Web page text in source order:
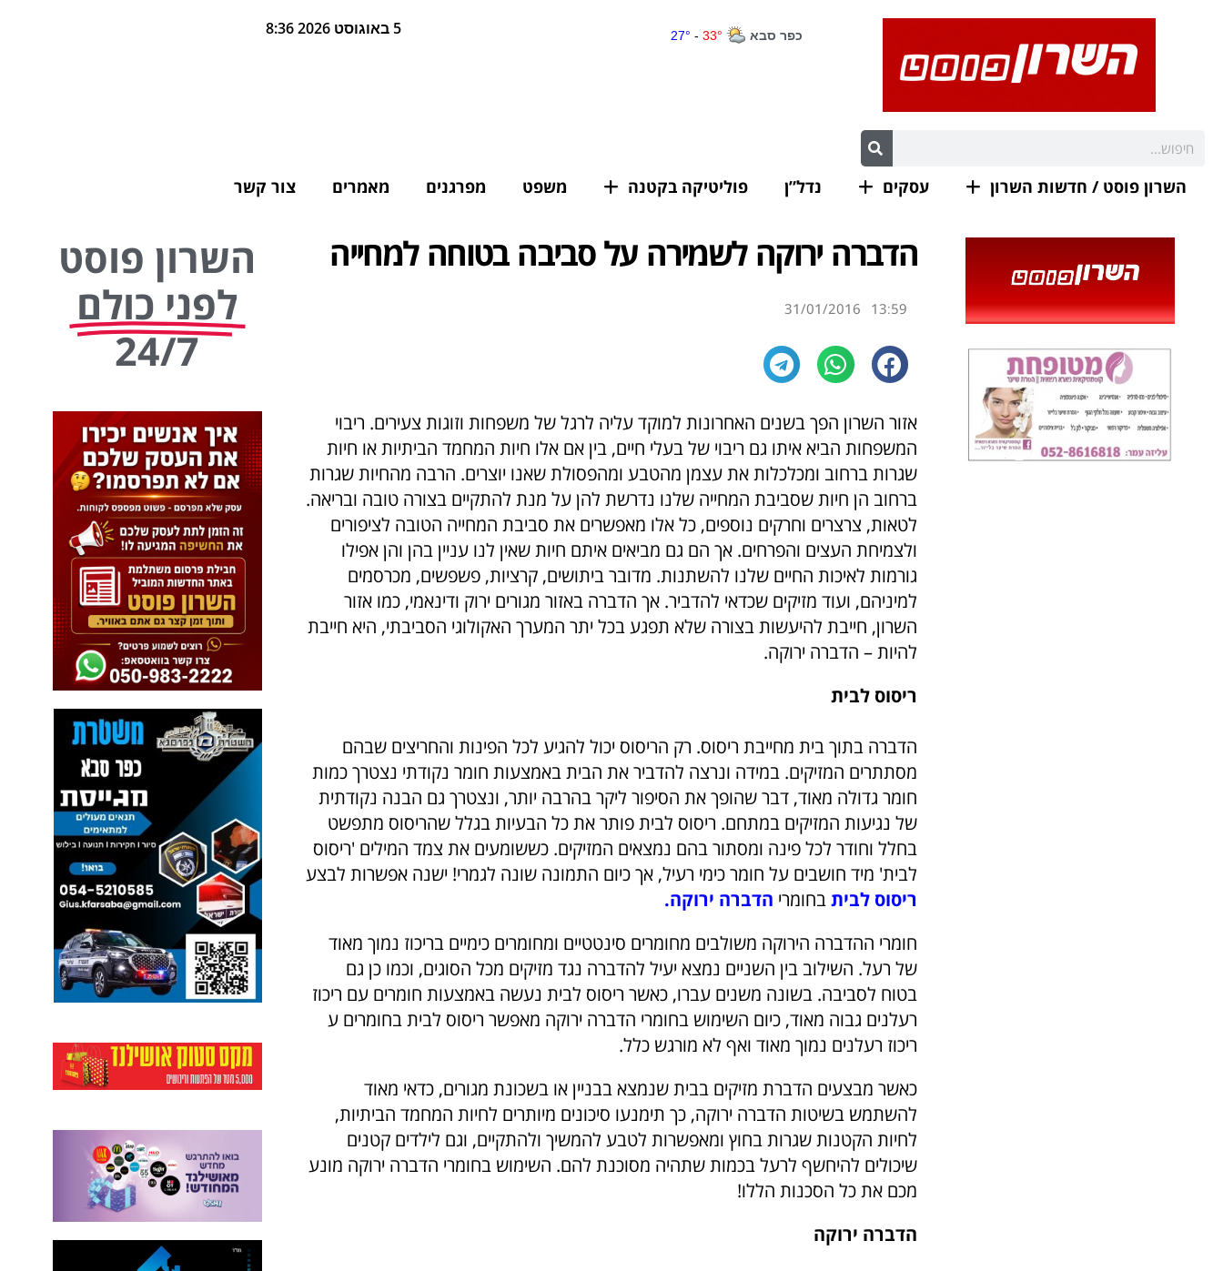
5 באוגוסט 2026 8:36
השרון פוסט / חדשות השרון עסקים נדל”ן פוליטיקה בקטנה משפט מפרגנים מאמרים צור קשר
הדברה ירוקה לשמירה על סביבה בטוחה למחייה
13:59
31/01/2016
אזור השרון הפך בשנים האחרונות למוקד עליה לרגל של משפחות וזוגות צעירים. ריבוי
המשפחות הביא איתו גם ריבוי של בעלי חיים, בין אם אלו חיות המחמד הביתיות או חיות
שגרות ברחוב ומכלכלות את עצמן מהטבע ומהפסולת שאנו יוצרים. הרבה מהחיות שגרות
ברחוב הן חיות שסביבת המחייה שלנו נדרשת להן על מנת להתקיים בצורה טובה ובריאה.
לטאות, צרצרים וחרקים נוספים, כל אלו מאפשרים את סביבת המחייה הטובה לציפורים
ולצמיחת העצים והפרחים. אך הם גם מביאים איתם חיות שאין לנו עניין בהן והן אפילו
גורמות לאיכות החיים שלנו להשתנות. מדובר ביתושים, קרציות, פשפשים, מכרסמים
למיניהם, ועוד מזיקים שכדאי להדביר. אך הדברה באזור מגורים ירוק ודינאמי, כמו אזור
השרון, חייבת להיעשות בצורה שלא תפגע בכל יתר המערך האקולוגי הסביבתי, היא חייבת
להיות – הדברה ירוקה.
ריסוס לבית
הדברה בתוך בית מחייבת ריסוס. רק הריסוס יכול להגיע לכל הפינות והחריצים שבהם
מסתתרים המזיקים. במידה ונרצה להדביר את הבית באמצעות חומר נקודתי נצטרך כמות
חומר גדולה מאוד, דבר שהופך את הסיפור ליקר בהרבה יותר, ונצטרך גם הבנה נקודתית
של נגיעות המזיקים במתחם. ריסוס לבית פותר את כל הבעיות בגלל שהריסוס מתפשט
בחלל וחודר לכל פינה ומסתור בהם נמצאים המזיקים. כששומעים את צמד המילים 'ריסוס
לבית' מיד חושבים על חומר כימי רעיל, אך כיום התמונה שונה לגמרי! ישנה אפשרות לבצע
ריסוס לביתבחומרי הדברה ירוקה.
חומרי ההדברה הירוקה משולבים מחומרים סינטטיים ומחומרים כימיים בריכוז נמוך מאוד
של רעל. השילוב בין השניים נמצא יעיל להדברה נגד מזיקים מכל הסוגים, וכמו כן גם
בטוח לסביבה. בשונה משנים עברו, כאשר ריסוס לבית נעשה באמצעות חומרים עם ריכוז
רעלנים גבוה מאוד, כיום השימוש בחומרי הדברה ירוקה מאפשר ריסוס לבית בחומרים ע
ריכוז רעלנים נמוך מאוד ואף לא מורגש כלל.
כאשר מבצעים הדברת מזיקים בבית שנמצא בבניין או בשכונת מגורים, כדאי מאוד
להשתמש בשיטות הדברה ירוקה, כך תימנעו סיכונים מיותרים לחיות המחמד הביתיות,
לחיות הקטנות שגרות בחוץ ומאפשרות לטבע להמשיך ולהתקיים, וגם לילדים קטנים
שיכולים להיחשף לרעל בכמות שתהיה מסוכנת להם. השימוש בחומרי הדברה ירוקה מונע
מכם את כל הסכנות הללו!
הדברה ירוקה
השרון פוסט
לפני כולם
24/7